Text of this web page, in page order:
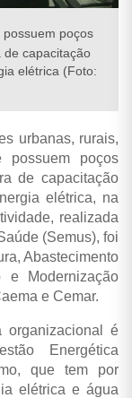
poços
de capacitação
elétrica (Foto:
rurais,
possuem poços
de capacitação
elétrica, na
realizada
(Semus), foi
Abastecimento
e Modernização
e Cemar.
é
Energética
que tem por
elétrica e água